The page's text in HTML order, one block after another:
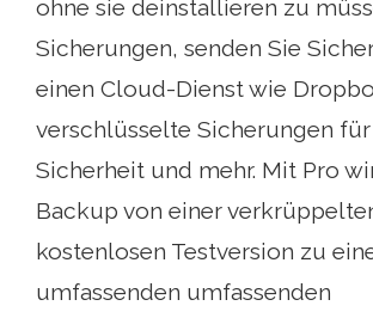
ohne sie deinstallieren zu
Sicherungen, senden Sie
einen Cloud-Dienst wie
verschlüsselte Sicherungen
Sicherheit und mehr. Mit Pro
Backup von einer
kostenlosen Testversion zu
umfassenden umfassenden